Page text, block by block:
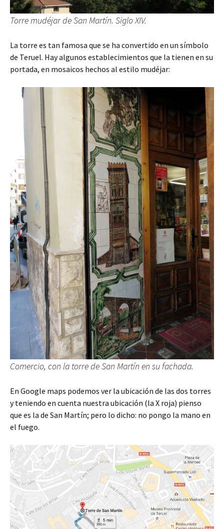
Torre mudéjar de San Martín. Siglo XIV.
La torre es tan famosa que se ha convertido en un símbolo
de Teruel. Hay algunos establecimientos que la tienen en su
portada, en mosaicos hechos al estilo mudéjar:
Comercio, con la torre de San Martín en su fachada.
En Google maps podemos ver la ubicación de las dos torres
y teniendo en cuenta nuestra ubicación (la X roja) pienso
que es la de San Martín; pero lo dicho: no pongo la mano en
el fuego.